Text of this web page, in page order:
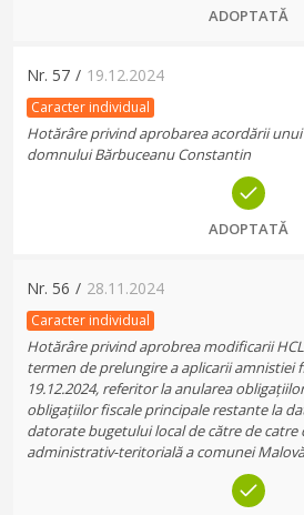
ADOPTATĂ
Nr. 57 / 19.12.2024
Caracter individual
Hotărâre privind aprobarea acordării
domnului Bărbuceanu Constantin
ADOPTATĂ
Nr. 56 / 28.11.2024
Caracter individual
Hotărâre privind aprobrea modificarii
termen de prelungire a aplicarii amnistiei
19.12.2024, referitor la anularea
obligațiilor fiscale principale restante la
datorate bugetului local de către de
administrativ-teritorială a comunei